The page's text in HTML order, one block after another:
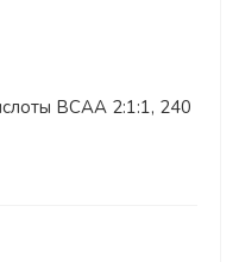
BCAA 2:1:1, 240